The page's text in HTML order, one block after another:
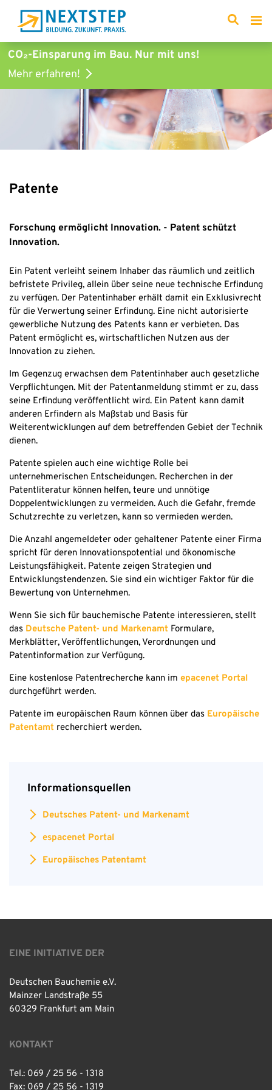
CO₂-Einsparung im Bau. Nur mit uns!
Mehr erfahren!
Patente
Forschung ermöglicht Innovation. - Patent schützt
Innovation.
Ein Patent verleiht seinem Inhaber das räumlich und zeitlich
befristete Privileg, allein über seine neue technische Erfindung
zu verfügen. Der Patentinhaber erhält damit ein Exklusivrecht
für die Verwertung seiner Erfindung. Eine nicht autorisierte
gewerbliche Nutzung des Patents kann er verbieten. Das
Patent ermöglicht es, wirtschaftlichen Nutzen aus der
Innovation zu ziehen.
Im Gegenzug erwachsen dem Patentinhaber auch gesetzliche
Verpflichtungen. Mit der Patentanmeldung stimmt er zu, dass
seine Erfindung veröffentlicht wird. Ein Patent kann damit
anderen Erfindern als Maßstab und Basis für
Weiterentwicklungen auf dem betreffenden Gebiet der Technik
dienen.
Patente spielen auch eine wichtige Rolle bei
unternehmerischen Entscheidungen. Recherchen in der
Patentliteratur können helfen, teure und unnötige
Doppelentwicklungen zu vermeiden. Auch die Gefahr, fremde
Schutzrechte zu verletzen, kann so vermieden werden.
Die Anzahl angemeldeter oder gehaltener Patente einer Firma
spricht für deren Innovationspotential und ökonomische
Leistungsfähigkeit. Patente zeigen Strategien und
Entwicklungstendenzen. Sie sind ein wichtiger Faktor für die
Bewertung von Unternehmen.
Wenn Sie sich für bauchemische Patente interessieren, stellt
das Deutsche Patent- und Markenamt Formulare,
Merkblätter, Veröffentlichungen, Verordnungen und
Patentinformation zur Verfügung.
Eine kostenlose Patentrecherche kann im epacenet Portal
durchgeführt werden.
Patente im europäischen Raum können über das Europäische
Patentamt recherchiert werden.
Informationsquellen
Deutsches Patent- und Markenamt
espacenet Portal
Europäisches Patentamt
EINE INITIATIVE DER
Deutschen Bauchemie e.V.
Mainzer Landstraße 55
60329 Frankfurt am Main
KONTAKT
Tel.: 069 / 25 56 - 1318
Fax: 069 / 25 56 - 1319